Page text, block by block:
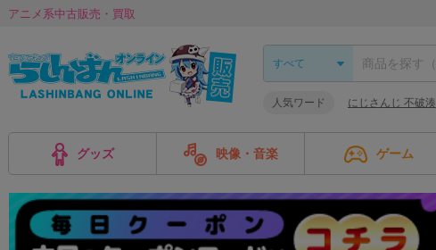
アニメ系中古販売・買取
人気ワード にじさんじ 不破湊
グッズ 映像・音楽 ゲーム